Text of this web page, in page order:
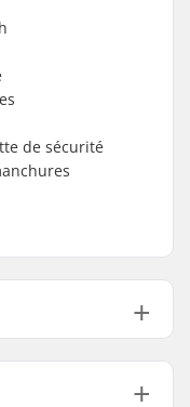
de sécurité
NytroLite